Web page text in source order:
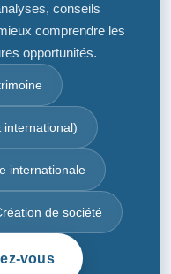
conseils
comprendre les
opportunités.
international)
internationale
de société
vous